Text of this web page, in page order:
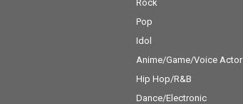
Rock
Pop
Idol
Anime/Game/Voice Actor
Hip Hop/R&B
Dance/Electronic